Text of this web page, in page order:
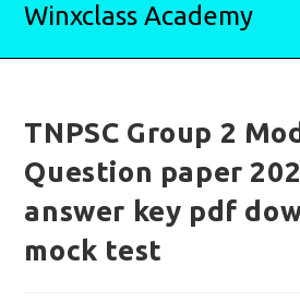
Winxclass Academy
TNPSC Group 2
Question paper
answer key pdf
mock test